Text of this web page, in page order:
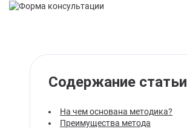
Содержание статьи
На чем основана методика?
Преимущества метода